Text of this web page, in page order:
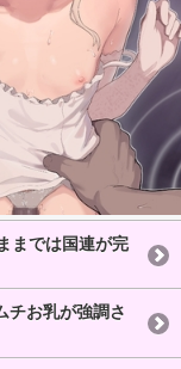
までは国連が完
チお乳が強調さ